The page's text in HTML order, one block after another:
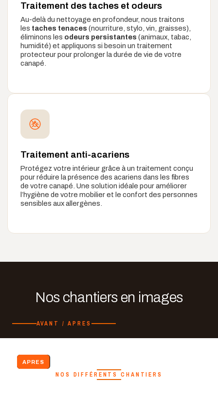
Traitement des taches et odeurs
Au-delà du nettoyage en profondeur, nous traitons
les taches tenaces (nourriture, stylo, vin, graisses),
éliminons les odeurs persistantes (animaux, tabac,
humidité) et appliquons si besoin un traitement
protecteur pour prolonger la durée de vie de votre
canapé.
Traitement anti-acariens
Protégez votre intérieur grâce à un traitement conçu
pour réduire la présence des acariens dans les fibres
de votre canapé. Une solution idéale pour améliorer
l’hygiène de votre mobilier et le confort des personnes
sensibles aux allergènes.
Nos chantiers en images
AVANT / APRES
AVANT
APRES
NOS DIFFÉRENTS CHANTIERS